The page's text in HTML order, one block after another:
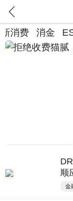
新消费 消金
顺
金